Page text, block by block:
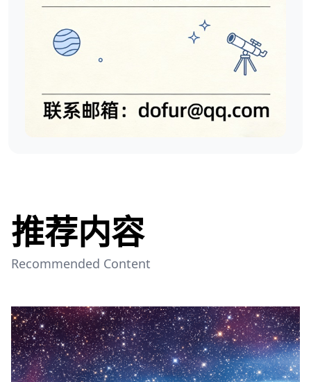
推荐内容
Recommended Content